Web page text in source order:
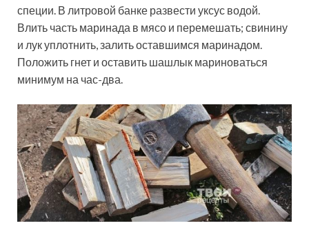
специи. В литровой банке развести уксус водой.
Влить часть маринада в мясо и перемешать; свинину
и лук уплотнить, залить оставшимся маринадом.
Положить гнет и оставить шашлык мариноваться
минимум на час-два.